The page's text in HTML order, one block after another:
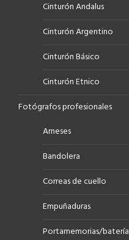
Cinturón Andalus
Cinturón Argentino
Cinturón Básico
Cinturón Etnico
Fotógrafos profesionales
Arneses
Bandolera
Correas de cuello
Empuñaduras
Portamemorias/batería